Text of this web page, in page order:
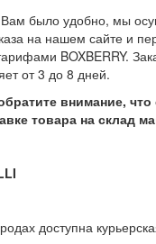
было удобно, мы
на нашем сайте и
тарифами BOXBERRY.
от 3 до 8 дней.
внимание,
товара на склад
доступна